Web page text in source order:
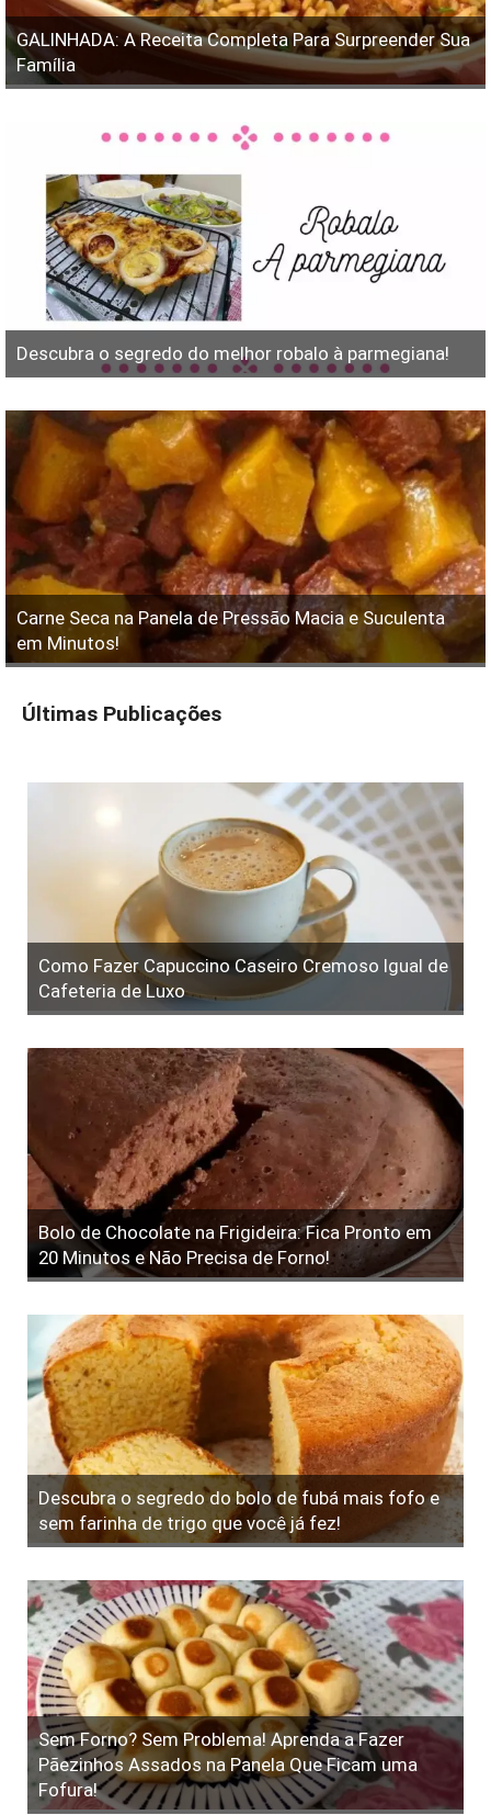
GALINHADA: A Receita Completa Para Surpreender Sua
Família
Descubra o segredo do melhor robalo à parmegiana!
Carne Seca na Panela de Pressão Macia e Suculenta
em Minutos!
Últimas Publicações
Como Fazer Capuccino Caseiro Cremoso Igual de
Cafeteria de Luxo
Bolo de Chocolate na Frigideira: Fica Pronto em
20 Minutos e Não Precisa de Forno!
Descubra o segredo do bolo de fubá mais fofo e
sem farinha de trigo que você já fez!
Sem Forno? Sem Problema! Aprenda a Fazer
Pãezinhos Assados na Panela Que Ficam uma
Fofura!